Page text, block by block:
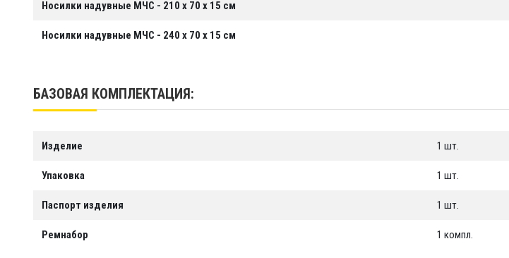
Носилки надувные МЧС - 210 х 70 х 15 см
Носилки надувные МЧС - 240 х 70 х 15 см
БАЗОВАЯ КОМПЛЕКТАЦИЯ:
Изделие 1 шт.
Упаковка 1 шт.
Паспорт изделия 1 шт.
Ремнабор 1 компл.